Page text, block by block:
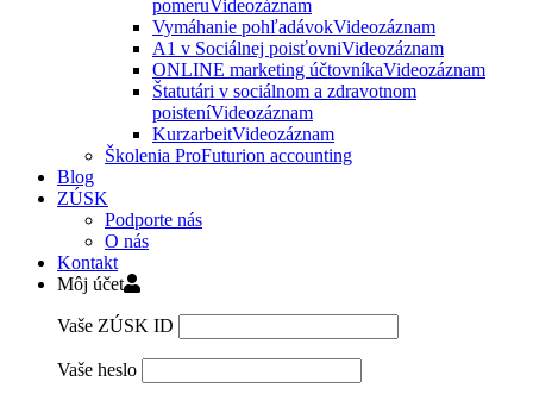
pomeruVideozáznam
Vymáhanie pohľadávokVideozáznam
A1 v Sociálnej poisťovniVideozáznam
ONLINE marketing účtovníkaVideozáznam
Štatutári v sociálnom a zdravotnom
poisteníVideozáznam
KurzarbeitVideozáznam
Školenia ProFuturion accounting
Blog
ZÚSK
Podporte nás
O nás
Kontakt
Môj účet
Vaše ZÚSK ID
Vaše heslo